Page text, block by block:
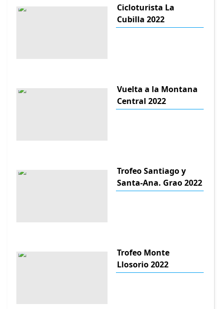
Cicloturista La
Cubilla 2022
Vuelta a la Montana
Central 2022
Trofeo Santiago y
Santa-Ana. Grao 2022
Trofeo Monte
Llosorio 2022